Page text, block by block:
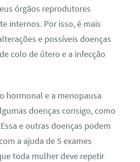
órgãos reprodutores
internos. Por isso, é mais
e possíveis doenças
colo de útero e a infecção
hormonal e a menopausa
doenças consigo, como
e outras doenças podem
a ajuda de 5 exames
toda mulher deve repetir